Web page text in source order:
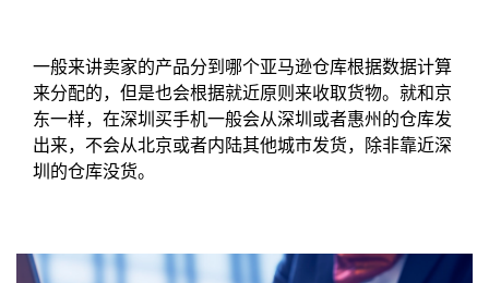
一般来讲卖家的产品分到哪个亚马逊仓库根据数据计算
来分配的，但是也会根据就近原则来收取货物。就和京
东一样，在深圳买手机一般会从深圳或者惠州的仓库发
出来，不会从北京或者内陆其他城市发货，除非靠近深
圳的仓库没货。